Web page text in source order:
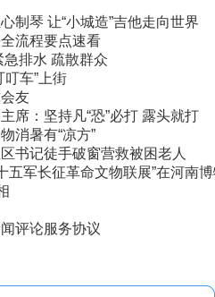
制琴 让“小城造”吉他走向世界
流程要点速看
排水 疏散群众
车”上街
友
席：坚持凡“恐”必打 露头就打
消暑有“凉方”
书记徒手破窗营救被困老人
军长征革命文物联展”在河南
评论服务协议